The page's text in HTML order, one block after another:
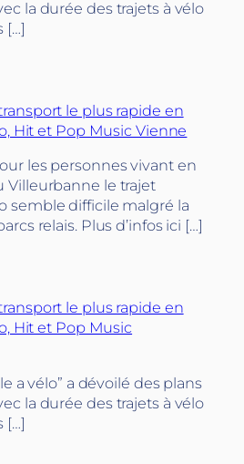
la durée des trajets à vélo
[…]
le plus rapide en
Hit et Pop Music Vienne
les personnes vivant en
Villeurbanne le trajet
semble difficile malgré la
relais. Plus d’infos ici […]
le plus rapide en
Hit et Pop Music
a vélo” a dévoilé des plans
la durée des trajets à vélo
[…]